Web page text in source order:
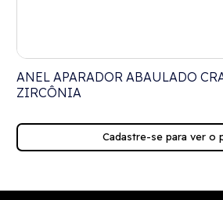
ANEL APARADOR ABAULADO
ZIRCÔNIA
Cadastre-se para ver o